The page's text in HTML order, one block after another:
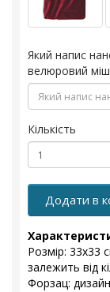
Який напис
велюровий
Кількість
Додати в
Розмір: 33х33
залежить від
Форзац: